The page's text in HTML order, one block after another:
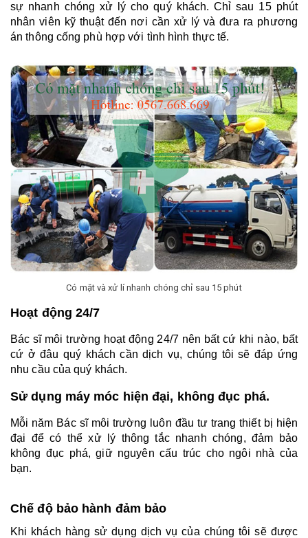
sự nhanh chóng xử lý cho quý khách. Chỉ sau 15 phút
nhân viên kỹ thuật đến nơi cần xử lý và đưa ra phương
án thông cống phù hợp với tình hình thực tế.
Có mặt và xử lí nhanh chóng chỉ sau 15 phút
Hoạt động 24/7
Bác sĩ môi trường hoạt động 24/7 nên bất cứ khi nào, bất
cứ ở đâu quý khách cần dịch vụ, chúng tôi sẽ đáp ứng
nhu cầu của quý khách.
Sử dụng máy móc hiện đại, không đục phá.
Mỗi năm Bác sĩ môi trường luôn đầu tư trang thiết bị hiện
đại để có thể xử lý thông tắc nhanh chóng, đảm bảo
không đục phá, giữ nguyên cấu trúc cho ngôi nhà của
bạn.
Chế độ bảo hành đảm bảo
Khi khách hàng sử dụng dịch vụ của chúng tôi sẽ được